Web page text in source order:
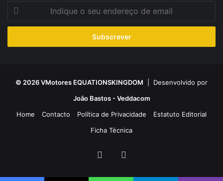
seu
de
© 2026 VMotores EQUATIONSKINGDOM | Desenvolvido por
João Bastos - Veddacom
Home
Contacto Política de Privacidade
Estatuto Editorial
Ficha Técnica
Facebook